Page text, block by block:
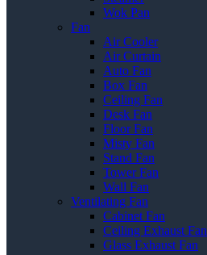
Wok Pan
Fan
Air Cooler
Air Curtain
Auto Fan
Box Fan
Ceiling Fan
Desk Fan
Floor Fan
Misty Fan
Stand Fan
Tower Fan
Wall Fan
Ventilating Fan
Cabinet Fan
Ceiling Exhaust Fan
Glass Exhaust Fan